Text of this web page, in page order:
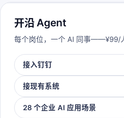
开沿 Agent
每个岗位，一个 AI 同事——¥99/
接入钉钉
接现有系统
28 个企业 AI 应用场景